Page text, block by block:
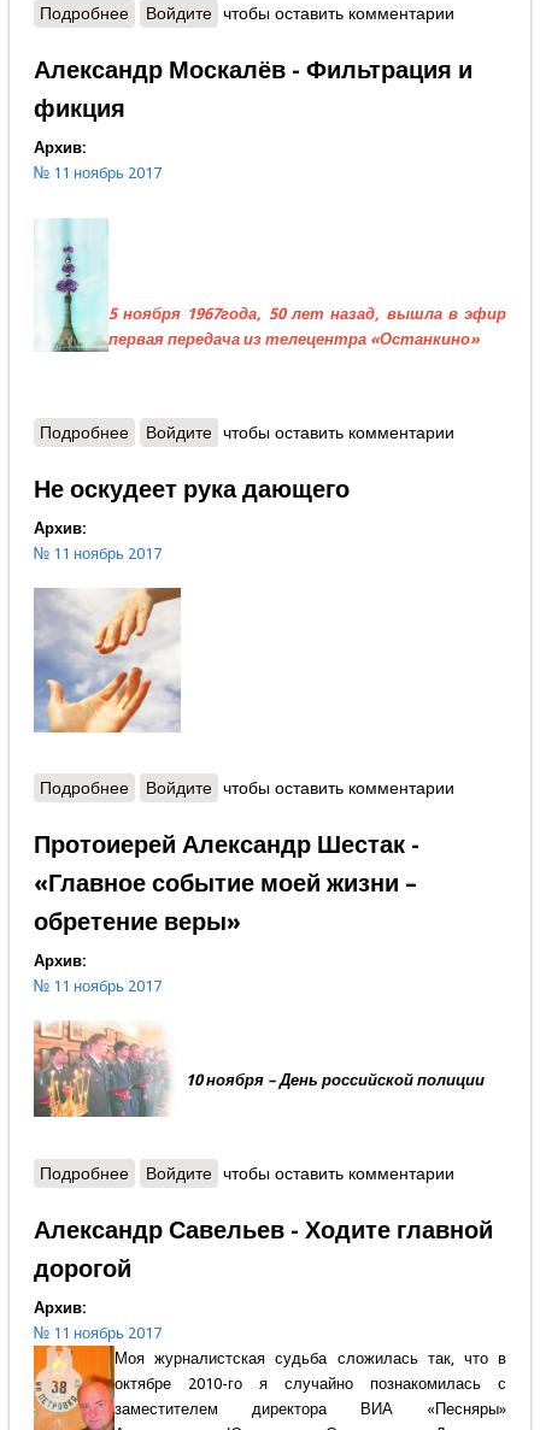
Подробнеео Николай Леонов - Видеть образ нашего будущего
Войдите чтобы оставить комментарии
Александр Москалёв - Фильтрация и
фикция
Архив:
№ 11 ноябрь 2017
5 ноября 1967года, 50 лет назад, вышла в эфир
первая передача из телецентра «Останкино»
Подробнеео Александр Москалёв - Фильтрация и фикция
Войдите чтобы оставить комментарии
Не оскудеет рука дающего
Архив:
№ 11 ноябрь 2017
Подробнеео Не оскудеет рука дающего
Войдите чтобы оставить комментарии
Протоиерей Александр Шестак -
«Главное событие моей жизни –
обретение веры»
Архив:
№ 11 ноябрь 2017
10 ноября – День российской полиции
Подробнеео Протоиерей Александр Шестак - «Главное
Войдите чтобы оставить комментарии
Александр Савельев - Ходите главной
дорогой
Архив:
№ 11 ноябрь 2017
Моя журналистская судьба сложилась так, что в
октябре 2010-го я случайно познакомилась с
заместителем директора ВИА «Песняры»